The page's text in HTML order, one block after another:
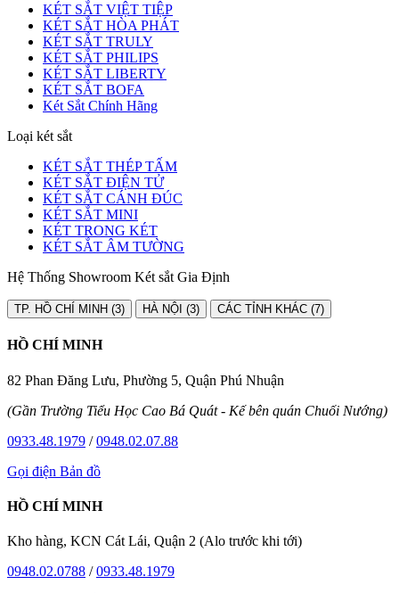
KÉT SẮT VIỆT TIỆP
KÉT SẮT HÒA PHÁT
KÉT SẮT TRULY
KÉT SẮT PHILIPS
KÉT SẮT LIBERTY
KÉT SẮT BOFA
Két Sắt Chính Hãng
Loại két sắt
KÉT SẮT THÉP TẤM
KÉT SẮT ĐIỆN TỬ
KÉT SẮT CÁNH ĐÚC
KÉT SẮT MINI
KÉT TRONG KÉT
KÉT SẮT ÂM TƯỜNG
Hệ Thống Showroom Két sắt Gia Định
TP. HỒ CHÍ MINH (3) HÀ NỘI (3) CÁC TỈNH KHÁC (7)
HỒ CHÍ MINH
82 Phan Đăng Lưu, Phường 5, Quận Phú Nhuận
(Gần Trường Tiểu Học Cao Bá Quát - Kế bên quán Chuối Nướng)
0933.48.1979 /0948.02.07.88
Gọi điện Bản đồ
HỒ CHÍ MINH
Kho hàng, KCN Cát Lái, Quận 2 (Alo trước khi tới)
0948.02.0788 /0933.48.1979